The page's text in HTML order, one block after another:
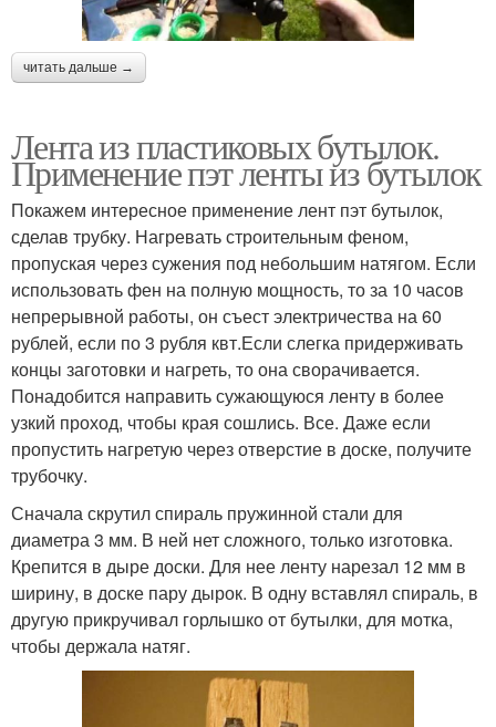
читать дальше →
Лента из пластиковых бутылок.
Применение пэт ленты из бутылок
Покажем интересное применение лент пэт бутылок,
сделав трубку. Нагревать строительным феном,
пропуская через сужения под небольшим натягом. Если
использовать фен на полную мощность, то за 10 часов
непрерывной работы, он съест электричества на 60
рублей, если по 3 рубля квт.Если слегка придерживать
концы заготовки и нагреть, то она сворачивается.
Понадобится направить сужающуюся ленту в более
узкий проход, чтобы края сошлись. Все. Даже если
пропустить нагретую через отверстие в доске, получите
трубочку.
Сначала скрутил спираль пружинной стали для
диаметра 3 мм. В ней нет сложного, только изготовка.
Крепится в дыре доски. Для нее ленту нарезал 12 мм в
ширину, в доске пару дырок. В одну вставлял спираль, в
другую прикручивал горлышко от бутылки, для мотка,
чтобы держала натяг.